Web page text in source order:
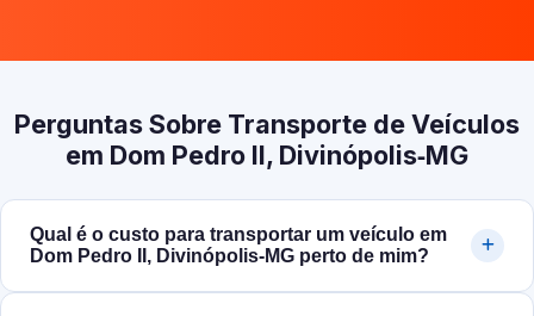
Perguntas Sobre Transporte de Veículos
em Dom Pedro II, Divinópolis‑MG
Qual é o custo para transportar um veículo em
Dom Pedro II, Divinópolis‑MG perto de mim?